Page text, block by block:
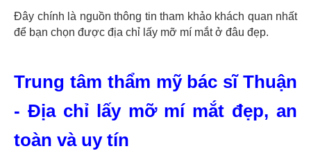
Đây chính là nguồn thông tin tham khảo khách quan nhất
để bạn chọn được địa chỉ lấy mỡ mí mắt ở đâu đẹp.
Trung tâm thẩm mỹ bác sĩ Thuận
- Địa chỉ lấy mỡ mí mắt đẹp, an
toàn và uy tín